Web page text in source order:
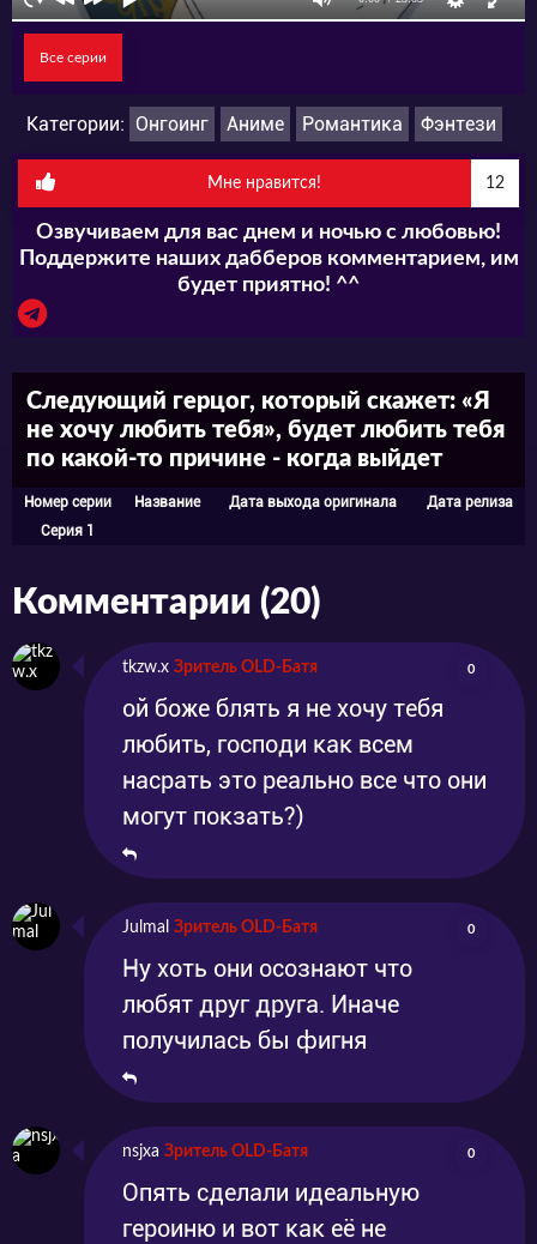
Все серии
Категории: Онгоинг Аниме Романтика Фэнтези
Мне нравится! 12
Озвучиваем для вас днем и ночью с любовью!
Поддержите наших дабберов комментарием, им
будет приятно! ^^
Следующий герцог, который скажет: «Я
не хочу любить тебя», будет любить тебя
по какой-то причине - когда выйдет
Номер серии Название Дата выхода оригинала
Дата релиза
Серия 1
Комментарии (20)
tkzw.x Зритель OLD-Батя 0
ой боже блять я не хочу тебя
любить, господи как всем
насрать это реально все что они
могут покзать?)
Julmal Зритель OLD-Батя 0
Ну хоть они осознают что
любят друг друга. Иначе
получилась бы фигня
nsjxa Зритель OLD-Батя 0
Опять сделали идеальную
героиню и вот как её не